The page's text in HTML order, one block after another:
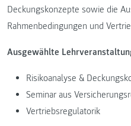
Deckungskonzepte sowie die
Rahmenbedingungen und
Ausgewählte
Risikoanalyse &
Seminar aus
Vertriebsregulatorik